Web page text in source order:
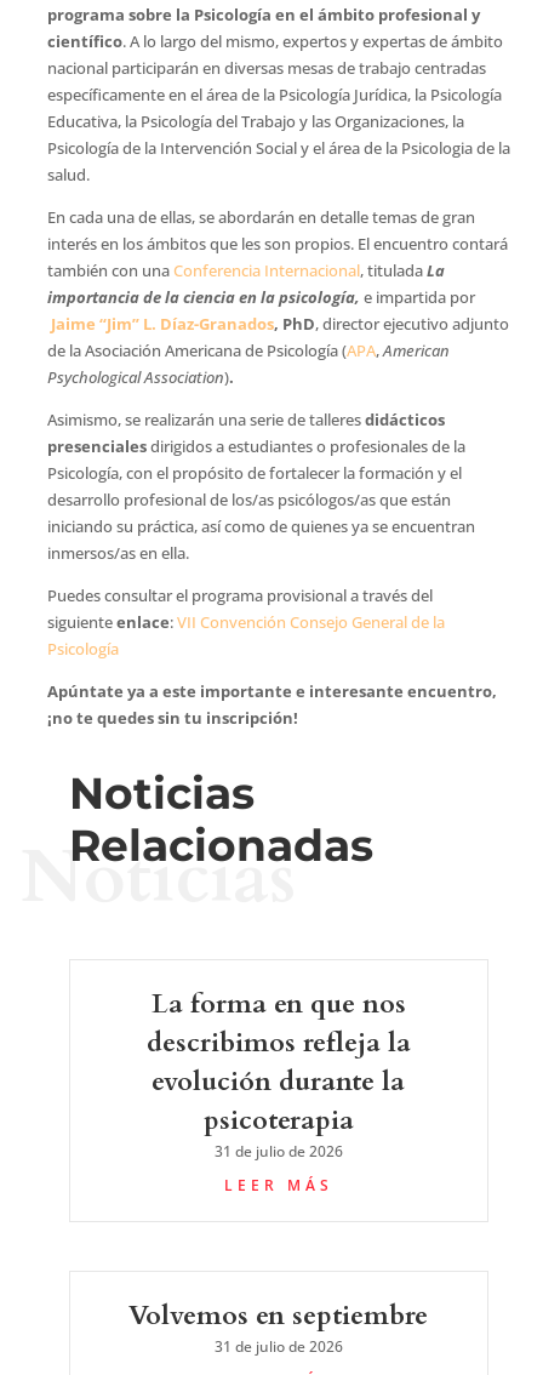
programa sobre la Psicología en el ámbito profesional y
científico. A lo largo del mismo, expertos y expertas de ámbito
nacional participarán en diversas mesas de trabajo centradas
específicamente en el área de la Psicología Jurídica, la Psicología
Educativa, la Psicología del Trabajo y las Organizaciones, la
Psicología de la Intervención Social y el área de la Psicologia de la
salud.
En cada una de ellas, se abordarán en detalle temas de gran
interés en los ámbitos que les son propios. El encuentro contará
también con unaConferencia Internacional, tituladaLa
importancia de la ciencia en la psicología, e impartida por
Jaime “Jim” L. Díaz-Granados, PhD, director ejecutivo adjunto
de la Asociación Americana de Psicología (APA,American
Psychological Association).
Asimismo, se realizarán una serie de talleresdidácticos
presencialesdirigidos a estudiantes o profesionales de la
Psicología, con el propósito de fortalecer la formación y el
desarrollo profesional de los/as psicólogos/as que están
iniciando su práctica, así como de quienes ya se encuentran
inmersos/as en ella.
Puedes consultar el programa provisional a través del
siguienteenlace:VII Convención Consejo General de la
Psicología
Apúntate ya a este importante e interesante encuentro,
¡no te quedes sin tu inscripción!
Noticias
Relacionadas
Noticias
La forma en que nos
describimos refleja la
evolución durante la
psicoterapia
31 de julio de 2026
LEER MÁS
Volvemos en septiembre
31 de julio de 2026